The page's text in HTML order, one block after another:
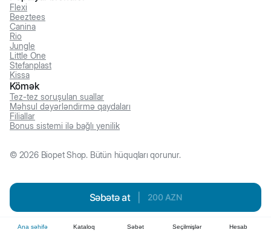
Səbətə at 200 AZN
Flexi
Beeztees
Canina
Rio
Jungle
Little One
Stefanplast
Kissa
Kömək
Tez-tez soruşulan suallar
Məhsul dəyərləndirmə qaydaları
Filiallar
Bonus sistemi ilə bağlı yenilik
© 2026Biopet Shop. Bütün hüquqları qorunur.
Ana səhifə Kataloq Səbət Seçilmişlər Hesab